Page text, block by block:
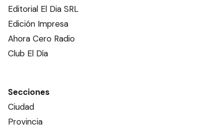
Editorial El Dia SRL
Edición Impresa
Ahora Cero Radio
Club El Día
Secciones
Ciudad
Provincia